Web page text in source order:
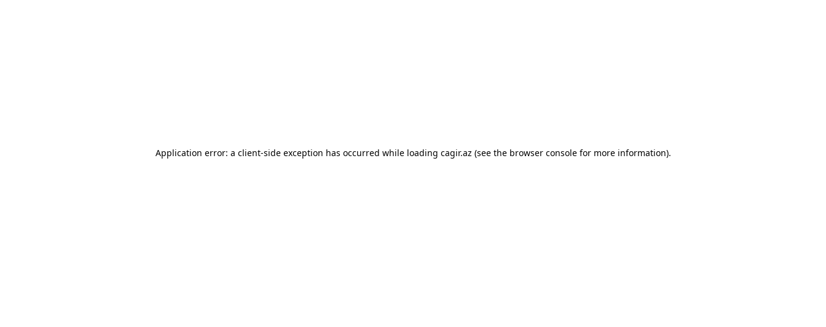
Application error: a client-side exception has occurred while loading cagir.az (see the browser console for more information).